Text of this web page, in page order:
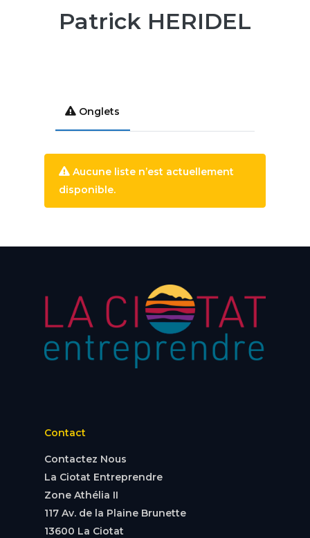
Patrick HERIDEL
Onglets
Aucune liste n’est actuellement
disponible.
Contact
Contactez Nous
La Ciotat Entreprendre
Zone Athélia II
117 Av. de la Plaine Brunette
13600 La Ciotat